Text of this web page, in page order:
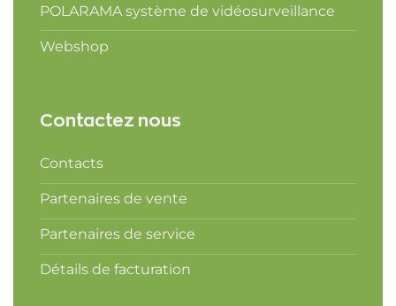
POLARAMA système de vidéosurveillance
Webshop
Contactez nous
Contacts
Partenaires de vente
Partenaires de service
Détails de facturation